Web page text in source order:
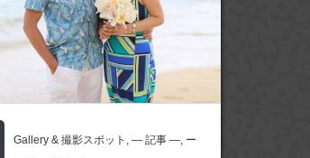
Gallery & 撮影スポット , ― 記事 ―, ー